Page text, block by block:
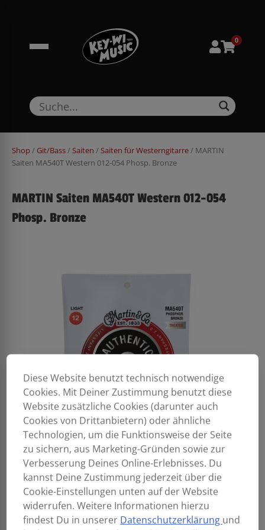
0
Shop/ Git/Bass/Saiten /Saiten für Westerngitarre/ MARTIN
Saiten MA540T Western 012-054 Phosp. Bronze
MARTIN Saiten MA540T Western 012-054
Phosp. Bronze
Diese Website benutzt technisch notwendige
Cookies. Mit Deiner Zustimmung benutzt diese
Website zusätzliche Cookies (darunter auch
Cookies von Drittanbietern) oder ähnliche
Technologien, um die Funktionsweise der Seite
zu sichern, aus Marketing-Gründen sowie zur
Verbesserung Deines Online-Erlebnisses. Du
kannst Deine Zustimmung jederzeit über die
Cookie-Einstellungen unten auf der Website
widerrufen. Weitere Informationen hierzu
findest Du in unserer Datenschutzerklärung und